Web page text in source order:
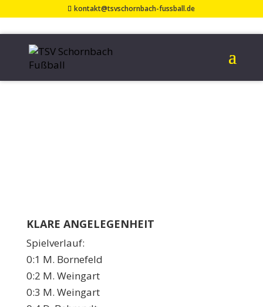
kontakt@tsvschornbach-fussball.de
TSV RUDERSBERG II
– TSV SCHORNBACH
KLARE ANGELEGENHEIT
Spielverlauf:
0:1 M. Bornefeld
0:2 M. Weingart
0:3 M. Weingart